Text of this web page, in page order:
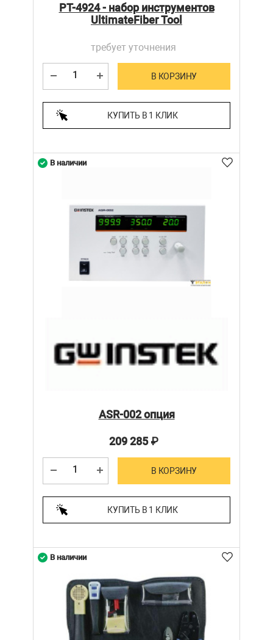
PT-4924 - набор инструментов
UltimateFiber Tool
требует уточнения
В КОРЗИНУ
КУПИТЬ В 1 КЛИК
ASR-002 опция
209 285₽
В КОРЗИНУ
КУПИТЬ В 1 КЛИК
В наличии
В наличии